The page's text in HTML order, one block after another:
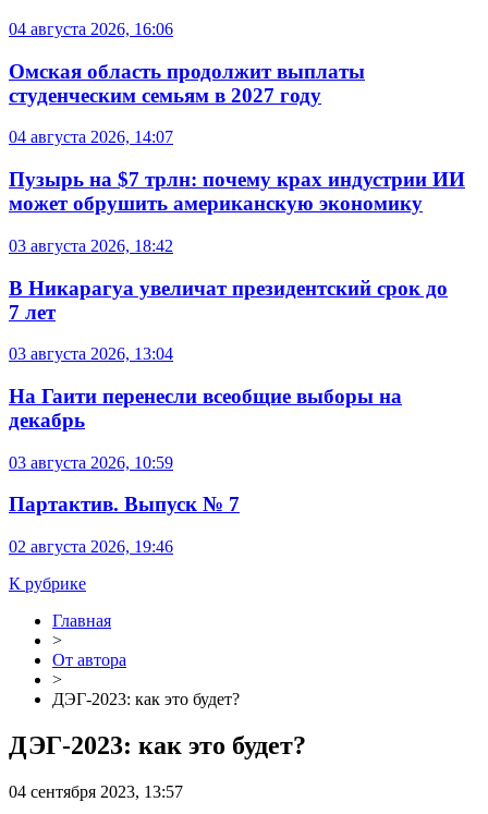
04 августа 2026, 16:06
Омская область продолжит выплаты
студенческим семьям в 2027 году
04 августа 2026, 14:07
Пузырь на $7 трлн: почему крах индустрии ИИ
может обрушить американскую экономику
03 августа 2026, 18:42
В Никарагуа увеличат президентский срок до
7 лет
03 августа 2026, 13:04
На Гаити перенесли всеобщие выборы на
декабрь
03 августа 2026, 10:59
Партактив. Выпуск № 7
02 августа 2026, 19:46
К рубрике
Главная
>
От автора
>
ДЭГ-2023: как это будет?
ДЭГ-2023: как это будет?
04 сентября 2023, 13:57